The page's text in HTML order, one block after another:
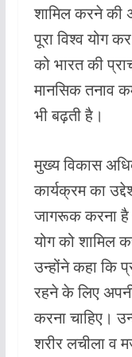
शामिल करने की
पूरा विश्व योग
को भारत की
मानसिक तनाव
भी बढ़ती है।
मुख्य विकास
कार्यक्रम का
जागरूक करना है
योग को शामिल
उन्होंने कहा कि
रहने के लिए
करना चाहिए।
शरीर लचीला व